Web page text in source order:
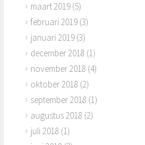
maart 2019 (5)
februari 2019 (3)
januari 2019 (3)
december 2018 (1)
november 2018 (4)
oktober 2018 (2)
september 2018 (1)
augustus 2018 (2)
juli 2018 (1)